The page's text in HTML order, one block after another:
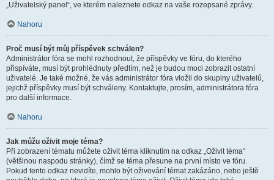
„Uživatelský panel“, ve kterém naleznete odkaz na vaše rozepsané zprávy.
Nahoru
Proč musí být můj příspěvek schválen?
Administrátor fóra se mohl rozhodnout, že příspěvky ve fóru, do kterého
přispíváte, musí být prohlédnuty předtím, než je budou moci zobrazit ostatní
uživatelé. Je také možné, že vás administrátor fóra vložil do skupiny uživatelů,
jejichž příspěvky musí být schváleny. Kontaktujte, prosím, administrátora fóra
pro další informace.
Nahoru
Jak můžu oživit moje téma?
Při zobrazení tématu můžete oživit téma kliknutím na odkaz „Oživit téma“
(většinou naspodu stránky), čímž se téma přesune na první místo ve fóru.
Pokud tento odkaz nevidíte, mohlo být oživování témat zakázáno, nebo ještě